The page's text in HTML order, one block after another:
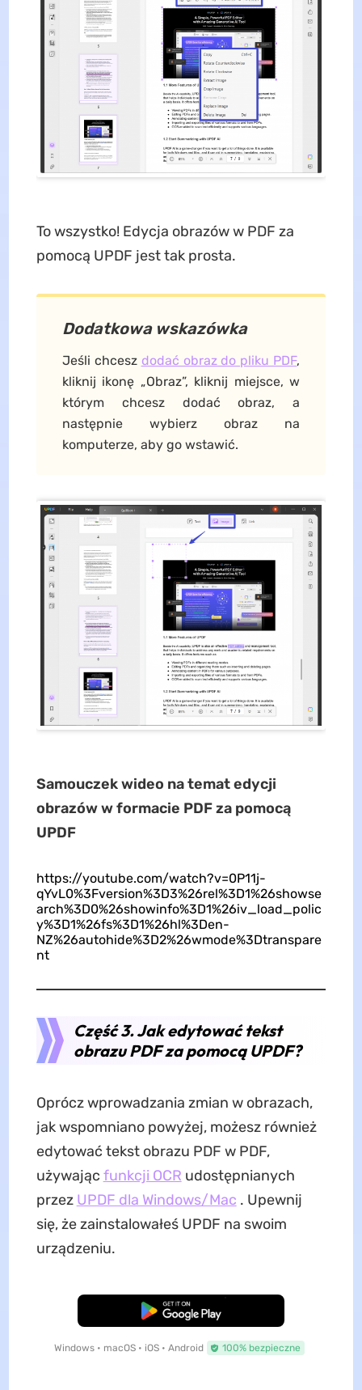
To wszystko! Edycja obrazów w PDF za
pomocą UPDF jest tak prosta.
Dodatkowa wskazówka
Jeśli chcesz dodać obraz do pliku PDF,
kliknij ikonę „Obraz”, kliknij miejsce, w
którym chcesz dodać obraz, a
następnie wybierz obraz na
komputerze, aby go wstawić.
Samouczek wideo na temat edycji
obrazów w formacie PDF za pomocą
UPDF
https://youtube.com/watch?v=0P11j-
qYvL0%3Fversion%3D3%26rel%3D1%26showse
arch%3D0%26showinfo%3D1%26iv_load_polic
y%3D1%26fs%3D1%26hl%3Den-
NZ%26autohide%3D2%26wmode%3Dtranspare
nt
Część 3. Jak edytować tekst
obrazu PDF za pomocą UPDF?
Oprócz wprowadzania zmian w obrazach,
jak wspomniano powyżej, możesz również
edytować tekst obrazu PDF w PDF,
używając funkcji OCR udostępnianych
przez UPDF dla Windows/Mac . Upewnij
się, że zainstalowałeś UPDF na swoim
urządzeniu.
Pobierz za darmo
Windows • macOS • iOS • Android 100% bezpieczne